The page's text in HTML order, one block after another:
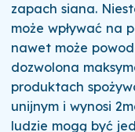
zapach siana.
może wpływać na
nawet może
dozwolona
produktach
unijnym i wynosi
ludzie mogą być